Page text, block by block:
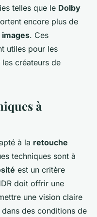
telles que le Dolby
encore plus de
images. Ces
utiles pour les
créateurs de
à
à la retouche
techniques sont à
est un critère
doit offrir une
une vision claire
dans des conditions de